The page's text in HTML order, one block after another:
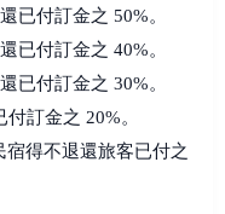
已付訂金之 50%。
已付訂金之 40%。
已付訂金之 30%。
訂金之 20%。
得不退還旅客已付之